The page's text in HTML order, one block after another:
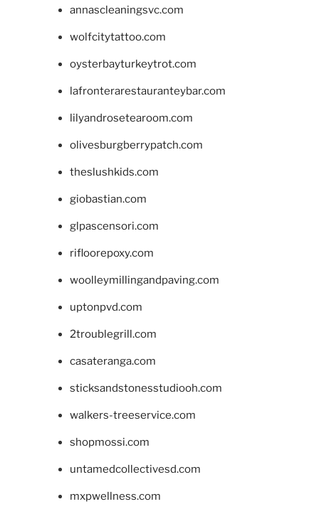
annascleaningsvc.com
wolfcitytattoo.com
oysterbayturkeytrot.com
lafronterarestauranteybar.com
lilyandrosetearoom.com
olivesburgberrypatch.com
theslushkids.com
giobastian.com
glpascensori.com
rifloorepoxy.com
woolleymillingandpaving.com
uptonpvd.com
2troublegrill.com
casateranga.com
sticksandstonesstudiooh.com
walkers-treeservice.com
shopmossi.com
untamedcollectivesd.com
mxpwellness.com